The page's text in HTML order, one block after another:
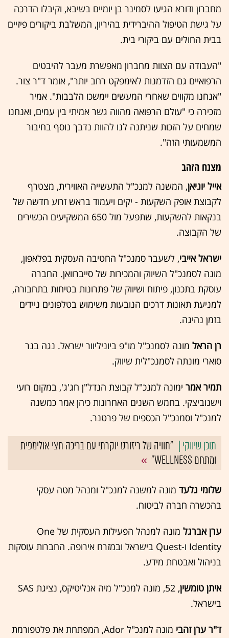
מחברון ודורא הגיעו לסמינר בן יומיים בשיבא, וקיבלו הדרכה
על גישת הטיפול ההיברידית בהיריון, המשלבת ביקורים פיזיים
בבית החולים עם ביקורי בית.
"העבודה עם הצוות מחברון מאפשרת מעבר להיבטים
הרפואיים גם הזדמנות לאימפקט רחב יותר", אומר ד"ר צור.
"אנחנו מקווים שאחרי המעשים יימשכו הלבבות". אמיר
מזכירה כי "עולם הרפואה מהווה גשר אמיתי בין עמים, ואנחנו
שמחים על הזכות שניתנה לנו להוות נדבך נוסף בחיבור
המשמעותי הזה".
מצנח הזהב
אייל יוניאן, המשנה למנכ"ל התעשייה האווירית, מצטרף
לקבוצת אופק השקעות - יקים ויעמוד בראש זרוע חדשה של
בנקאות להשקעות, שתפעל מול 650 המשקיעים הכשירים
של הקבוצה.
ישראל אייבי, לשעבר סמנכ"ל החטיבה העסקית בפלאפון,
מונה לסמנכ"ל השיווק והמכירות של סייברוואן. החברה
עוסקת בתכנון, פיתוח ושיווק של פתרונות בטיחות בתחבורה,
למניעת תאונות דרכים הנובעות משימוש בטלפונים ניידים
בזמן נהיגה.
רן הראל מונה לסמנכ"ל מו"פ ביוניליוור ישראל. נגה בנר
סוארי מונתה לסמנכ"לית שיווק.
תמיר אמר ימונה למנכ"ל קבוצת הנדל"ן חג'ג', במקום רועי
וישנוביצקי. בחמש השנים האחרונות כיהן אמר כמשנה
למנכ"ל וסמנכ"ל הכספים של פרטנר.
"חוויה של ריזורט יוקרתי עם בריכה חצי אולימפית
ומתחם WELLNESS"
שלומי גלעד מונה למשנה למנכ"ל ומנהל מטה עסקי
בהכשרה חברה לביטוח.
ערן אברגל
מונה למנהל הפעילות העסקית של One
Identity ו-Quest בישראל ובמזרח אירופה. החברות עוסקות
בניהול ואבטחת מידע.
איתן טומשין
, 52, מונה למנכ"ל מיה אנליטיקס, נציגת SAS
בישראל.
ד"ר ערן זהבי
מונה למנכ"ל Ador, המפתחת את פלטפורמת